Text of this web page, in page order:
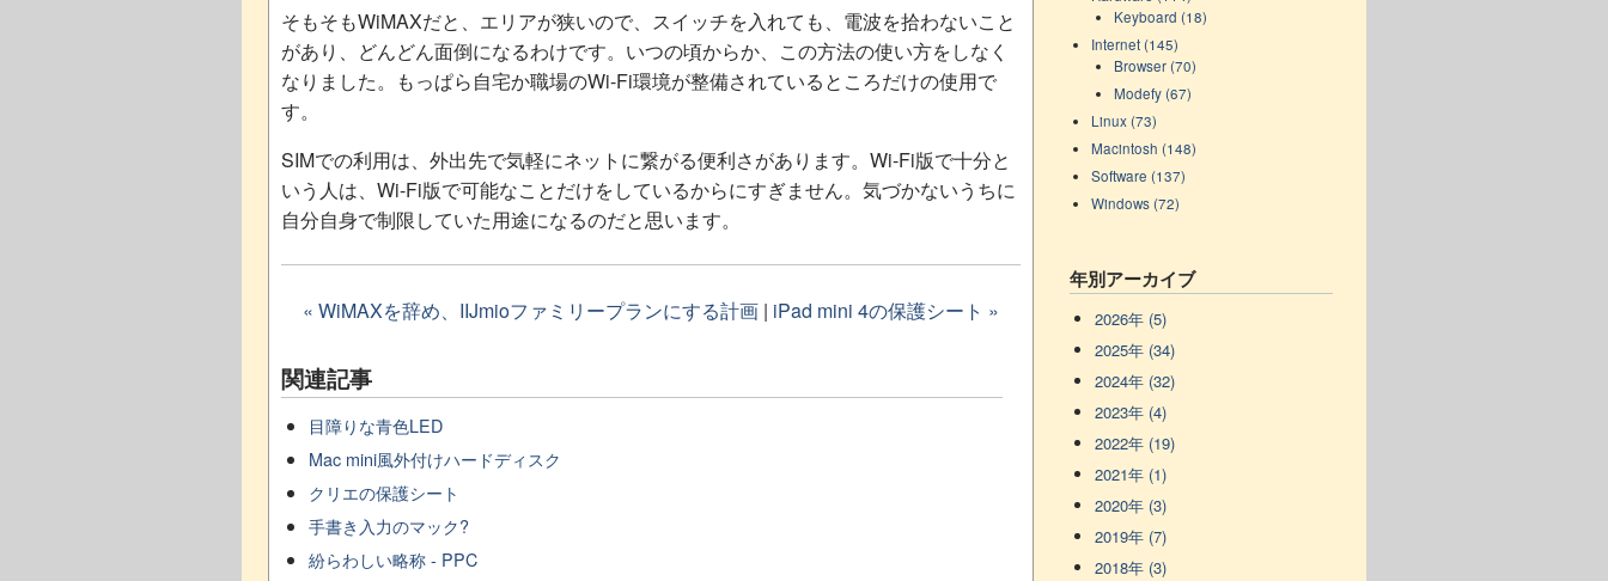
そもそもWiMAXだと、エリアが狭いので、スイッチを入れても、電波を拾わないこと
があり、どんどん面倒になるわけです。いつの頃からか、この方法の使い方をしなく
なりました。もっぱら自宅か職場のWi-Fi環境が整備されているところだけの使用で
す。
SIMでの利用は、外出先で気軽にネットに繋がる便利さがあります。Wi-Fi版で十分と
いう人は、Wi-Fi版で可能なことだけをしているからにすぎません。気づかないうちに
自分自身で制限していた用途になるのだと思います。
« WiMAXを辞め、IIJmioファミリープランにする計画| iPad mini 4の保護シート »
関連記事
目障りな青色LED
Mac mini風外付けハードディスク
クリエの保護シート
手書き入力のマック?
紛らわしい略称 - PPC
Keyboard (18)
Internet (145)
Browser (70)
Modefy (67)
Linux (73)
Macintosh (148)
Software (137)
Windows (72)
年別アーカイブ
2026年 (5)
2025年 (34)
2024年 (32)
2023年 (4)
2022年 (19)
2021年 (1)
2020年 (3)
2019年 (7)
2018年 (3)